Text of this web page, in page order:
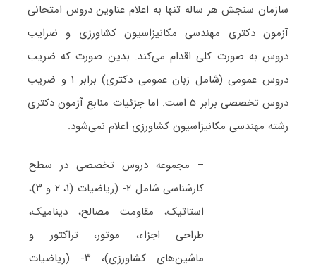
سازمان سنجش هر ساله تنها به اعلام عناوین دروس امتحانی
آزمون دکتری مهندسی مکانیزاسیون کشاورزی و ضرایب
دروس به صورت کلی اقدام می‌کند. بدین صورت که ضریب
دروس عمومی (شامل زبان عمومی دکتری) برابر ۱ و ضریب
دروس تخصصی برابر ۵ است. اما جزئیات منابع آزمون دکتری
رشته مهندسی مکانیزاسیون کشاورزی اعلام نمی‌شود.
– مجموعه دروس تخصصی در سطح
کارشناسی شامل ۲- (ریاضیات (۱، ۲ و ۳)،
استاتیک، مقاومت مصالح، دینامیک،
طراحی اجزاء، موتور، تراکتور و
ماشین‌های کشاورزی)، ۳- (ریاضیات